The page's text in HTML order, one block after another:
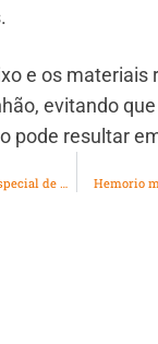
e os
evitando
pode resultar
Restaurantes populares da Prefeitura servirão cardápio especial de Natal em 23 de dezembro Hemorio